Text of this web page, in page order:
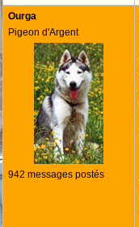
Ourga
Pigeon d'Argent
942 messages postés